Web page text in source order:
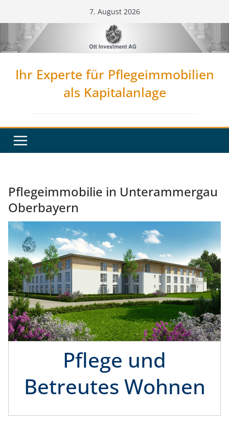
Inhalt
springen
7. August 2026
Ihr Experte für Pflegeimmobilien
als Kapitalanlage
Pflegeimmobilie in Unterammergau
Oberbayern
Pflege und
Betreutes Wohnen